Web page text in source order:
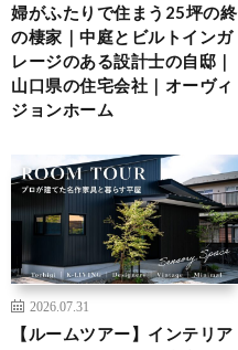
婦がふたりで住まう25坪の終
の棲家｜中庭とビルトインガ
レージのある設計士の自邸｜
山口県の住宅会社｜オーヴィ
ジョンホーム
2026.07.31
【ルームツアー】インテリア